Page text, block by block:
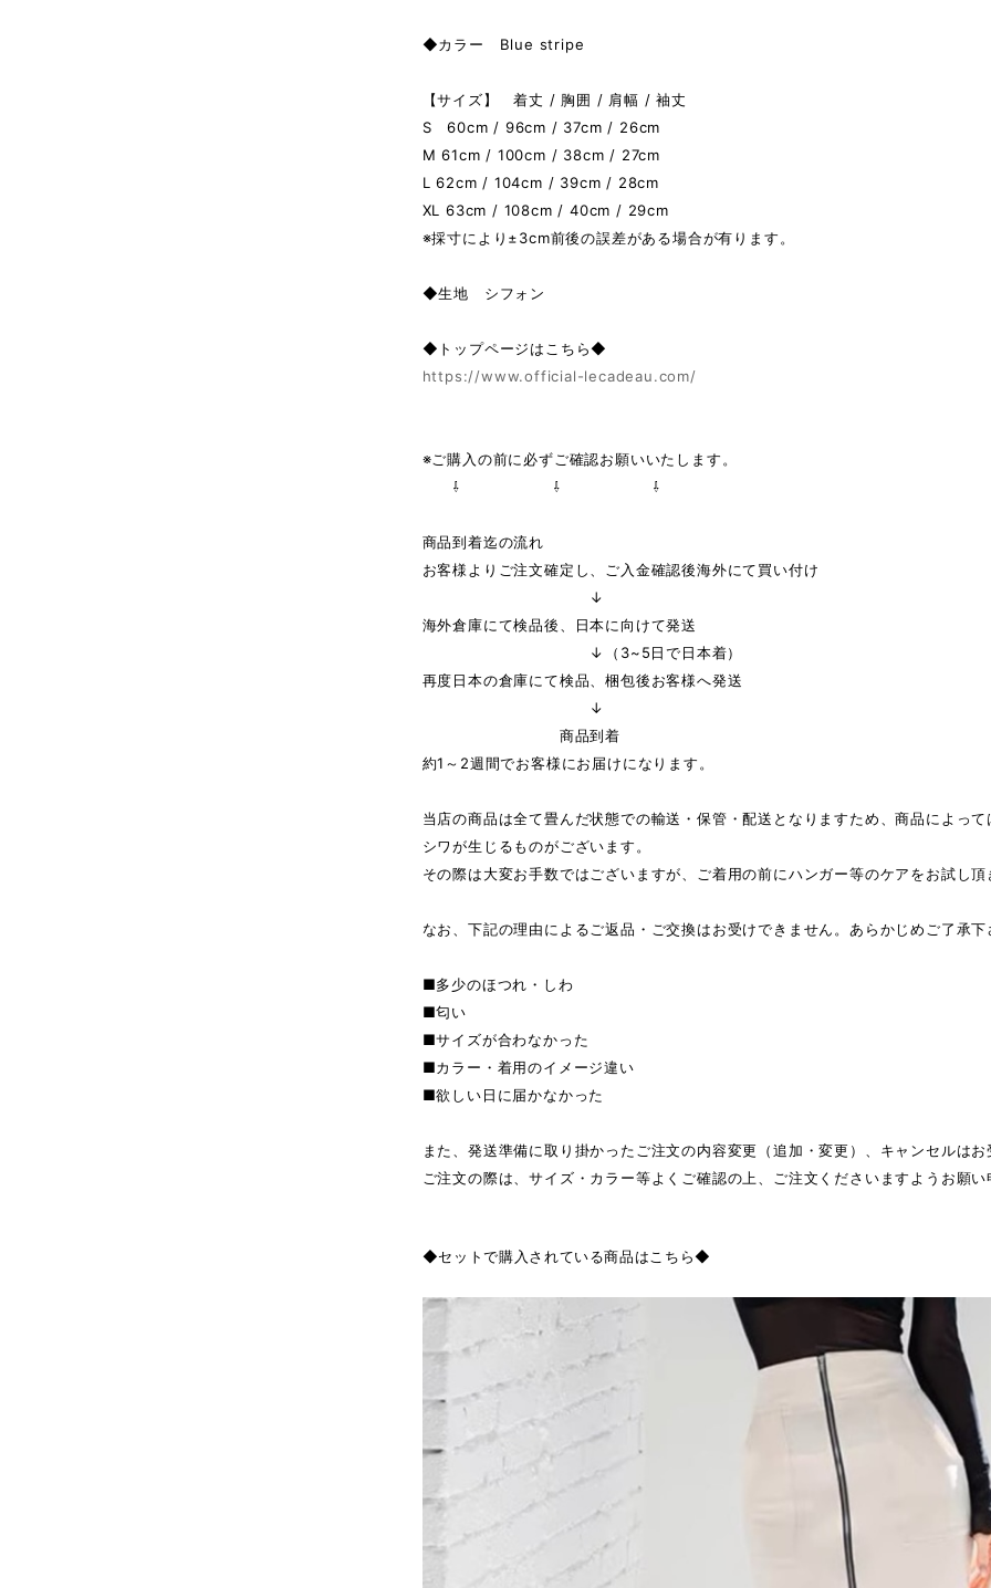
◆カラー Blue stripe
【サイズ】 着丈 / 胸囲 / 肩幅 / 袖丈
S 60cm / 96cm / 37cm / 26cm
M 61cm / 100cm / 38cm / 27cm
L 62cm / 104cm / 39cm / 28cm
XL 63cm / 108cm / 40cm / 29cm
※採寸により±3cm前後の誤差がある場合が有ります。
◆生地 シフォン
◆トップページはこちら◆
https://www.official-lecadeau.com/
※ご購入の前に必ずご確認お願いいたします。
⇩ ⇩ ⇩
商品到着迄の流れ
お客様よりご注文確定し、ご入金確認後海外にて買い付け
↓
海外倉庫にて検品後、日本に向けて発送
↓（3~5日で日本着）
再度日本の倉庫にて検品、梱包後お客様へ発送
↓
商品到着
約1～2週間でお客様にお届けになります。
当店の商品は全て畳んだ状態での輸送・保管・配送となりますため、商品によっ
シワが生じるものがございます。
その際は大変お手数ではございますが、ご着用の前にハンガー等のケアをお試し頂
なお、下記の理由によるご返品・ご交換はお受けできません。あらかじめご了承下
■多少のほつれ・しわ
■匂い
■サイズが合わなかった
■カラー・着用のイメージ違い
■欲しい日に届かなかった
また、発送準備に取り掛かったご注文の内容変更（追加・変更）、キャンセルはお
ご注文の際は、サイズ・カラー等よくご確認の上、ご注文くださいますようお願い
◆セットで購入されている商品はこちら◆